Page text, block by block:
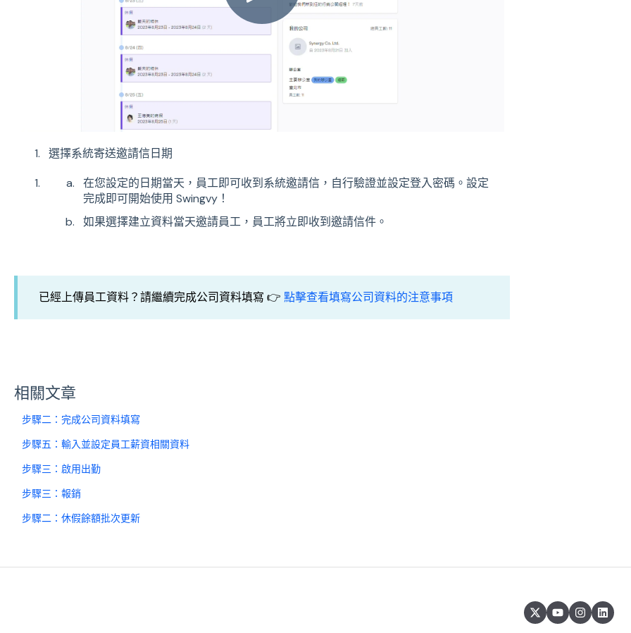
選擇系統寄送邀請信日期
在您設定的日期當天，員工即可收到系統邀請信，自行驗證並設定登入密碼。設定
完成即可開始使用 Swingvy！
如果選擇建立資料當天邀請員工，員工將立即收到邀請信件。
已經上傳員工資料？請繼續完成公司資料填寫 👉 點擊查看填寫公司資料的注意事項
相關文章
步驟二：完成公司資料填寫
步驟五：輸入並設定員工薪資相關資料
步驟三：啟用出勤
步驟三：報銷
步驟二：休假餘額批次更新